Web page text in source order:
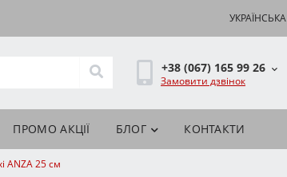
УКРАЇНСЬКА
+38 (067) 165 99 26
Замовити дзвінок
ПРОМО АКЦІЇ БЛОГ КОНТАКТИ
ANZA 25 см